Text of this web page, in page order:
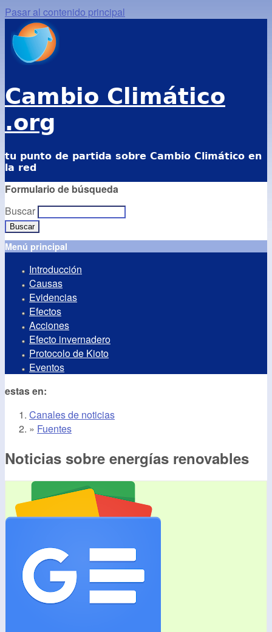
Pasar al contenido principal
Cambio Climático
.org
tu punto de partida sobre Cambio Climático en
la red
Formulario de búsqueda
Buscar
Menú principal
Introducción
Causas
Evidencias
Efectos
Acciones
Efecto invernadero
Protocolo de Kioto
Eventos
estas en:
Canales de noticias
» Fuentes
Noticias sobre energías renovables